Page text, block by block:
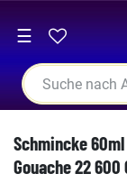
☰
Schmincke 60ml
Gouache 22 600